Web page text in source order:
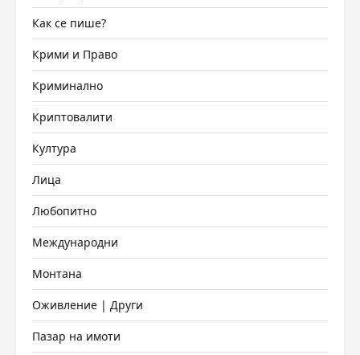
Как се пише?
Крими и Право
Криминално
Криптовалити
Култура
Лица
Любопитно
Международни
Монтана
Оживление | Други
Пазар на имоти